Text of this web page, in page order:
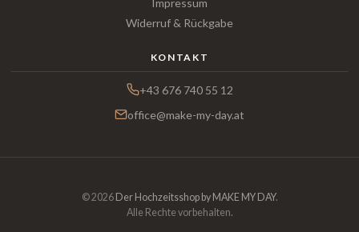
Impressum
Widerruf & Rückgabe
KONTAKT
+43 676 740 55 12
office@make-my-day.at
© 2026 Der Hochzeitsshop by MAKE MY DAY.
Alle Rechte vorbehalten.